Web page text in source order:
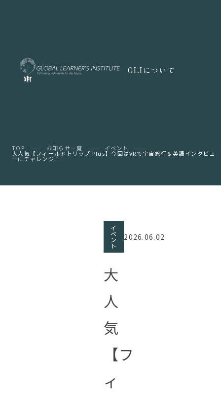
GLIについて
TOP お知らせ一覧 イベント
大人気【フィールドトリップ Plus】今回はVRで宇宙旅行＆英語インタビュ
ーにチャレンジ！
イ
ベ
ン
ト
2026.06.02
大
人
気
【フ
ィ